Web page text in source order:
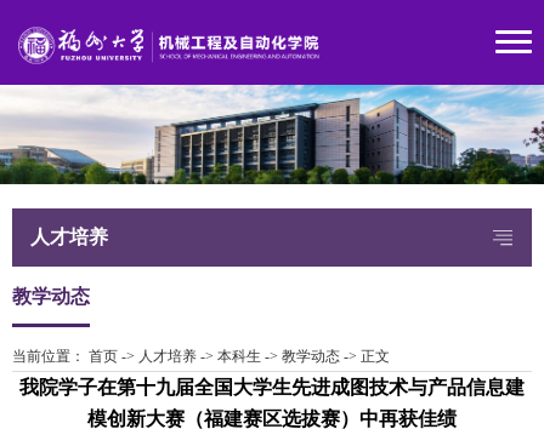
人才培养
教学动态
当前位置： 首页 -> 人才培养 -> 本科生 -> 教学动态 -> 正文
我院学子在第十九届全国大学生先进成图技术与产品信息建
模创新大赛（福建赛区选拔赛）中再获佳绩